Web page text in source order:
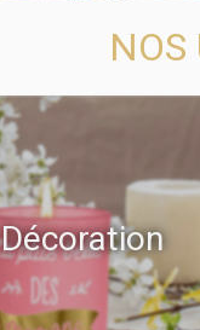
NOS
Décoration